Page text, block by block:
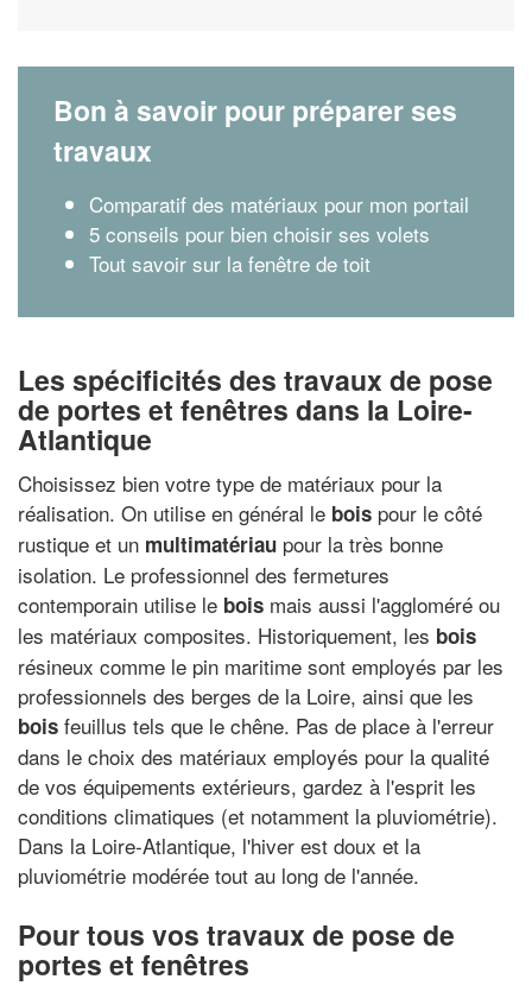
Bon à savoir pour préparer ses
travaux
Comparatif des matériaux pour mon portail
5 conseils pour bien choisir ses volets
Tout savoir sur la fenêtre de toit
Les spécificités des travaux de pose
de portes et fenêtres dans la Loire-
Atlantique
Choisissez bien votre type de matériaux pour la
réalisation. On utilise en général le bois pour le côté
rustique et un multimatériau pour la très bonne
isolation. Le professionnel des fermetures
contemporain utilise le bois mais aussi l'aggloméré ou
les matériaux composites. Historiquement, les bois
résineux comme le pin maritime sont employés par les
professionnels des berges de la Loire, ainsi que les
bois feuillus tels que le chêne. Pas de place à l'erreur
dans le choix des matériaux employés pour la qualité
de vos équipements extérieurs, gardez à l'esprit les
conditions climatiques (et notamment la pluviométrie).
Dans la Loire-Atlantique, l'hiver est doux et la
pluviométrie modérée tout au long de l'année.
Pour tous vos travaux de pose de
portes et fenêtres